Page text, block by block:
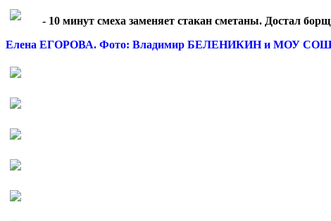
- 10 минут смеха заменяет стакан сметаны. Достал
Елена ЕГОРОВА. Фото: Владимир БЕЛЕНИКИН и МОУ